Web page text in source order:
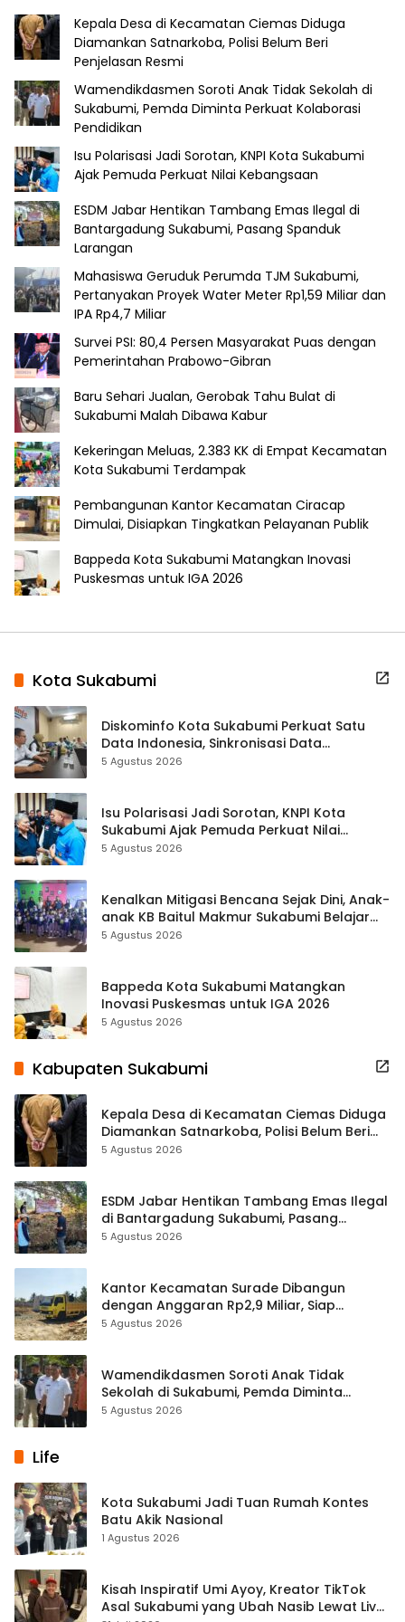
Kepala Desa di Kecamatan Ciemas Diduga
Diamankan Satnarkoba, Polisi Belum Beri
Penjelasan Resmi
Wamendikdasmen Soroti Anak Tidak Sekolah di
Sukabumi, Pemda Diminta Perkuat Kolaborasi
Pendidikan
Isu Polarisasi Jadi Sorotan, KNPI Kota Sukabumi
Ajak Pemuda Perkuat Nilai Kebangsaan
ESDM Jabar Hentikan Tambang Emas Ilegal di
Bantargadung Sukabumi, Pasang Spanduk
Larangan
Mahasiswa Geruduk Perumda TJM Sukabumi,
Pertanyakan Proyek Water Meter Rp1,59 Miliar dan
IPA Rp4,7 Miliar
Survei PSI: 80,4 Persen Masyarakat Puas dengan
Pemerintahan Prabowo-Gibran
Baru Sehari Jualan, Gerobak Tahu Bulat di
Sukabumi Malah Dibawa Kabur
Kekeringan Meluas, 2.383 KK di Empat Kecamatan
Kota Sukabumi Terdampak
Pembangunan Kantor Kecamatan Ciracap
Dimulai, Disiapkan Tingkatkan Pelayanan Publik
Bappeda Kota Sukabumi Matangkan Inovasi
Puskesmas untuk IGA 2026
Kota Sukabumi
Diskominfo Kota Sukabumi Perkuat Satu
Data Indonesia, Sinkronisasi Data
Kewilayahan Dikebut
5 Agustus 2026
Isu Polarisasi Jadi Sorotan, KNPI Kota
Sukabumi Ajak Pemuda Perkuat Nilai
Kebangsaan
5 Agustus 2026
Kenalkan Mitigasi Bencana Sejak Dini, Anak-
anak KB Baitul Makmur Sukabumi Belajar
Lewat Boneka Tangan
5 Agustus 2026
Bappeda Kota Sukabumi Matangkan
Inovasi Puskesmas untuk IGA 2026
5 Agustus 2026
Kabupaten Sukabumi
Kepala Desa di Kecamatan Ciemas Diduga
Diamankan Satnarkoba, Polisi Belum Beri
Penjelasan Resmi
5 Agustus 2026
ESDM Jabar Hentikan Tambang Emas Ilegal
di Bantargadung Sukabumi, Pasang
Spanduk Larangan
5 Agustus 2026
Kantor Kecamatan Surade Dibangun
dengan Anggaran Rp2,9 Miliar, Siap
Hadirkan Layanan Lebih Optimal
5 Agustus 2026
Wamendikdasmen Soroti Anak Tidak
Sekolah di Sukabumi, Pemda Diminta
Perkuat Kolaborasi Pendidikan
5 Agustus 2026
Life
Kota Sukabumi Jadi Tuan Rumah Kontes
Batu Akik Nasional
1 Agustus 2026
Kisah Inspiratif Umi Ayoy, Kreator TikTok
Asal Sukabumi yang Ubah Nasib Lewat Live